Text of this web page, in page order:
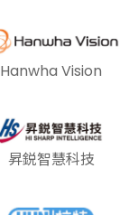
Hanwha Vision
昇鋭智慧科技